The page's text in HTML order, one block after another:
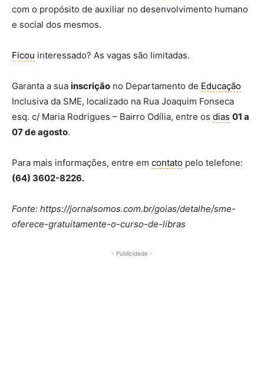
com o propósito de auxiliar no desenvolvimento humano
e social dos mesmos.
Ficou interessado? As vagas são limitadas.
Garanta a sua inscrição no Departamento de Educação
Inclusiva da SME, localizado na Rua Joaquim Fonseca
esq. c/ Maria Rodrigues – Bairro Odília, entre os dias 01 a
07 de agosto.
Para mais informações, entre em contato pelo telefone:
(64) 3602-8226.
Fonte: https://jornalsomos.com.br/goias/detalhe/sme-
oferece-gratuitamente-o-curso-de-libras
- Publicidade -